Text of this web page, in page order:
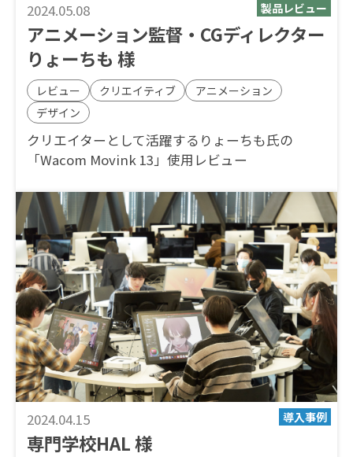
2024.05.08
アニメーション監督・CGディレクター
りょーちも 様
レビュー クリエイティブ
アニメーション
デザイン
クリエイターとして活躍するりょーちも氏の
「Wacom Movink 13」使用レビュー
2024.04.15
専門学校HAL 様